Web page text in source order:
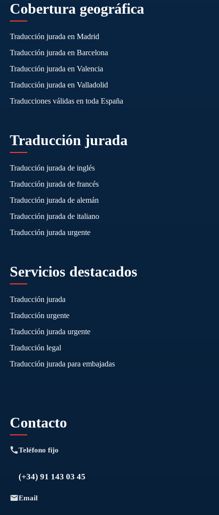
Cobertura geográfica
Traducción jurada en Madrid
Traducción jurada en Barcelona
Traducción jurada en Valencia
Traducción jurada en Valladolid
Traducciones válidas en toda España
Traducción jurada
Traducción jurada de inglés
Traducción jurada de francés
Traducción jurada de alemán
Traducción jurada de italiano
Traducción jurada urgente
Servicios destacados
Traducción jurada
Traducción urgente
Traducción jurada urgente
Traducción legal
Traducción jurada para embajadas
Contacto
Teléfono fijo
(+34) 91 143 03 45
Email